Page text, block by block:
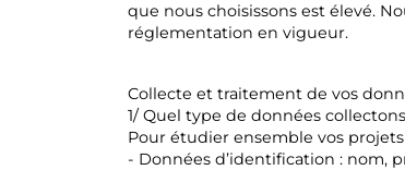
que nous choisissons est élevé.
réglementation en vigueur.
Collecte et traitement de vos
1/ Quel type de données
Pour étudier ensemble vos
- Données d’identification : nom,